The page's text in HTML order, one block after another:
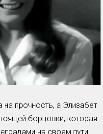
на прочность, а Элизабет
борцовки, которая
на своем пути.